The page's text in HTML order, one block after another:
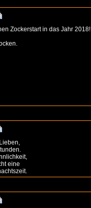
Zockerstart in das Jahr 2018!
eine